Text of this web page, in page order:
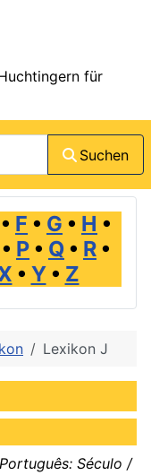
für
Suchen
• F • G • H •
• P • Q • R •
• Y• Z
Lexikon J
Século /